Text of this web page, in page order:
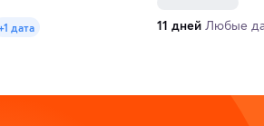
дата 11 дней Любые